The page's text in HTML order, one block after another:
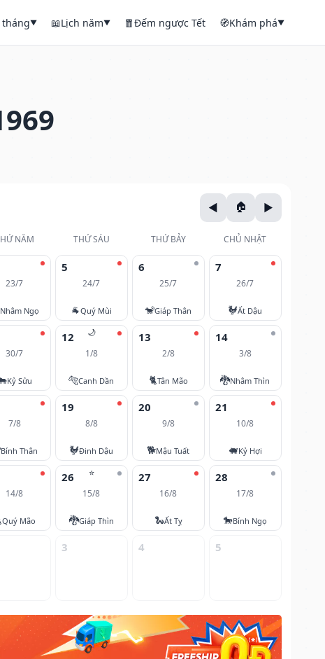
tháng▼ 📖Lịch năm▼ 🧧Đếm ngược Tết 🧭Khám phá▼
NĂM THỨ SÁU THỨ BẢY CHỦ NHẬT
23/7
Nhâm Ngọ
5
24/7
🐐Quý Mùi
6
25/7
🐒Giáp Thân
7
26/7
🐓Ất Dậu
30/7
Kỷ Sửu
🌙
12
1/8
🐅Canh Dần
13
2/8
🐈Tân Mão
14
3/8
🐉Nhâm Thìn
7/8
Bính Thân
19
8/8
🐓Đinh Dậu
20
9/8
🐕Mậu Tuất
21
10/8
🐖Kỷ Hợi
14/8
Quý Mão
⭐
26
15/8
🐉Giáp Thìn
27
16/8
🐍Ất Tỵ
28
17/8
🐎Bính Ngọ
3 4 5